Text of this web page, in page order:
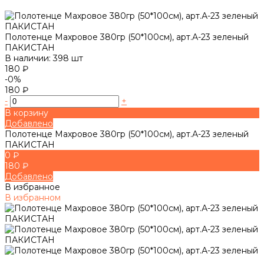
Полотенце Махровое 380гр (50*100см), арт.А-23 зеленый
ПАКИСТАН
В наличии: 398 шт
180 ₽
-0%
180 ₽
-
+
В корзину
Добавлено
Полотенце Махровое 380гр (50*100см), арт.А-23 зеленый
ПАКИСТАН
0 ₽
180 ₽
Добавлено
В избранное
В избранном